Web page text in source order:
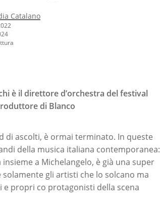
Catalano
è il direttore d’orchestra del festival
di Blanco
di ascolti, è ormai terminato. In queste
della musica italiana contemporanea:
a Michelangelo, è già una super
gli artisti che lo solcano ma
propri co protagonisti della scena